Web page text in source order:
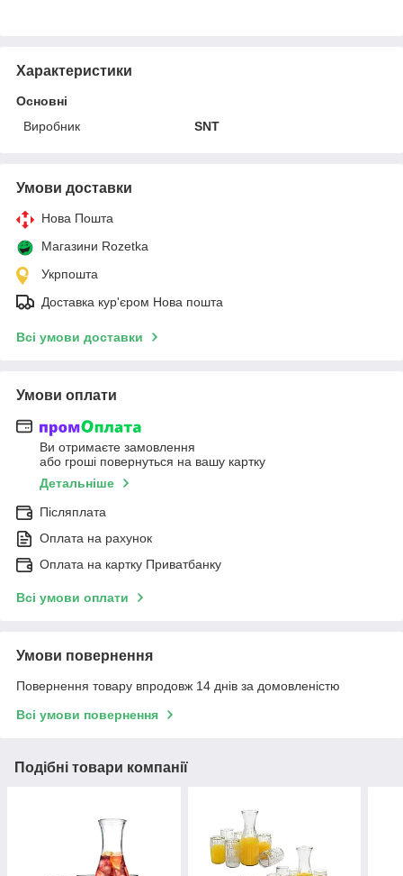
Характеристики
Основні
Виробник
SNT
Умови доставки
Нова Пошта
Магазини Rozetka
Укрпошта
Доставка кур'єром Нова пошта
Всі умови доставки
Умови оплати
Ви отримаєте замовлення
або гроші повернуться на вашу картку
Детальніше
Післяплата
Оплата на рахунок
Оплата на картку Приватбанку
Всі умови оплати
Умови повернення
Повернення товару впродовж 14 днів за домовленістю
Всі умови повернення
Подібні товари компанії